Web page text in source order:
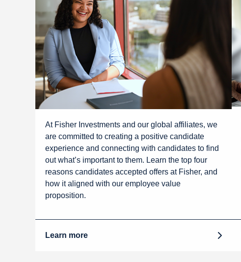
At Fisher Investments and our global affiliates, we
are committed to creating a positive candidate
experience and connecting with candidates to find
out what’s important to them. Learn the top four
reasons candidates accepted offers at Fisher, and
how it aligned with our employee value
proposition.
Learn more